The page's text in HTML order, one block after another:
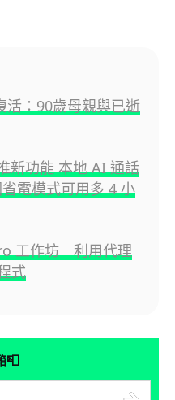
活：90歲母親與已逝
新功能 本地 AI 通話
電模式可用多 4 小
工作坊 利用代理
式
📮